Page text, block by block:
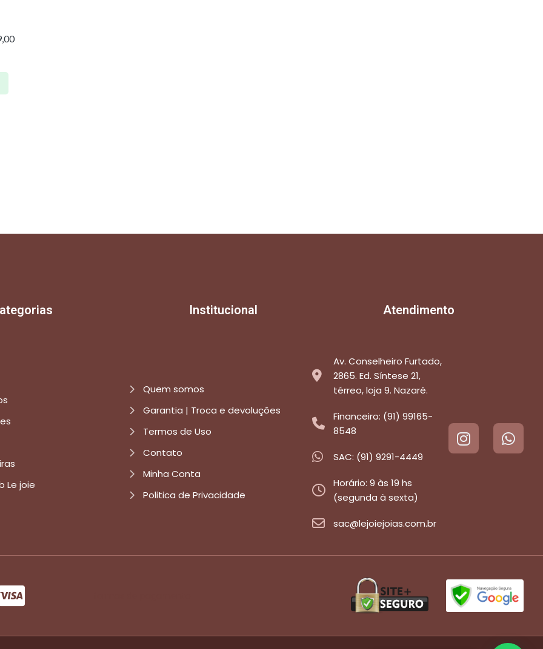
Institucional Atendimento
Le joie
Quem somos
Garantia | Troca e devoluções
Termos de Uso
Contato
Minha Conta
Politica de Privacidade
Av. Conselheiro Furtado,
2865. Ed. Síntese 21,
térreo, loja 9. Nazaré.
Financeiro: (91) 99165-
8548
SAC: (91) 9291-4449
Horário: 9 às 19 hs
(segunda à sexta)
sac@lejoiejoias.com.br